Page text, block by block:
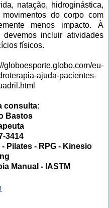
natação, hidroginástica,
do corpo com
menos impacto. À
incluir atividades
físicos.
eu-
ajuda-pacientes-
consulta:
Bastos
3414
Pilates - RPG - Kinesio
Manual - IASTM